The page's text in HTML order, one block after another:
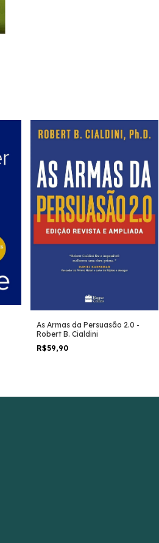
As Armas da Persuasão 2.0 -
Robert B. Cialdini
R$59,90